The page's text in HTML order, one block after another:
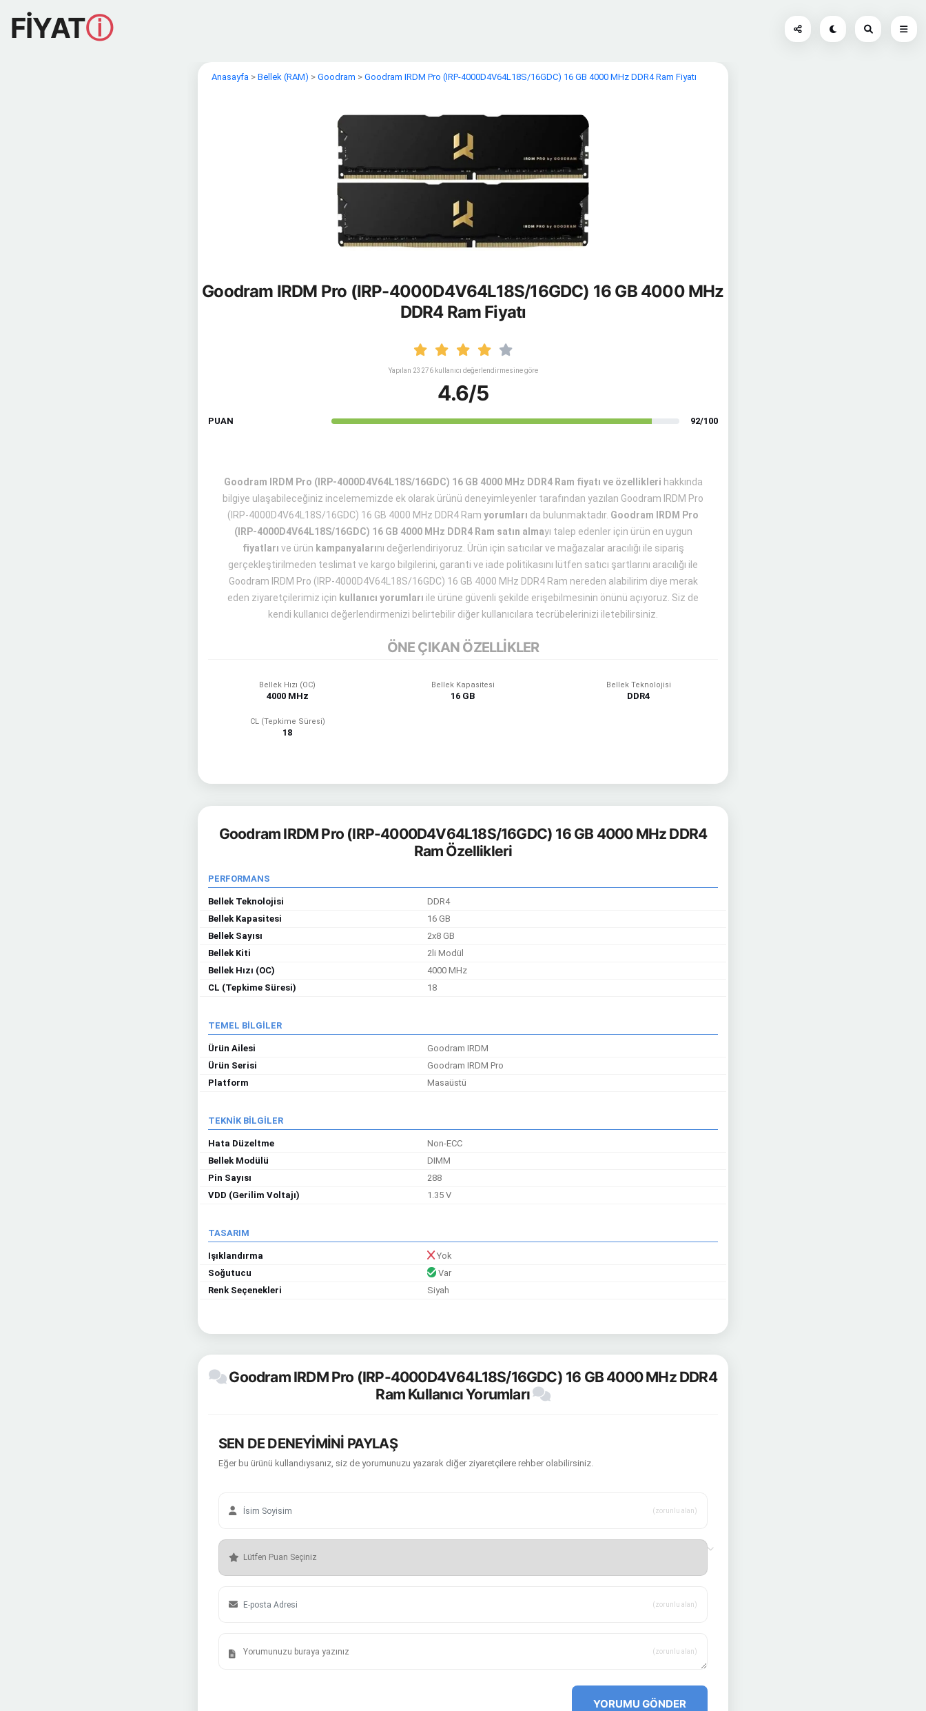
FİYATⓘ
Anasayfa > Bellek (RAM) > Goodram > Goodram IRDM Pro (IRP-4000D4V64L18S/16GDC) 16 GB 4000 MHz DDR4 Ram Fiyatı
Goodram IRDM Pro (IRP-4000D4V64L18S/16GDC) 16 GB 4000 MHz
DDR4 Ram Fiyatı
Yapılan 23276 kullanıcı değerlendirmesine göre
4.6/5
PUAN 92/100
Goodram IRDM Pro (IRP-4000D4V64L18S/16GDC) 16 GB 4000 MHz DDR4 Ram fiyatı ve özellikleri hakkında
bilgiye ulaşabileceğiniz incelememizde ek olarak ürünü deneyimleyenler tarafından yazılan Goodram IRDM Pro
(IRP-4000D4V64L18S/16GDC) 16 GB 4000 MHz DDR4 Ram yorumları da bulunmaktadır. Goodram IRDM Pro
(IRP-4000D4V64L18S/16GDC) 16 GB 4000 MHz DDR4 Ram satın almayı talep edenler için ürün en uygun
fiyatları ve ürün kampanyalarını değerlendiriyoruz. Ürün için satıcılar ve mağazalar aracılığı ile sipariş
gerçekleştirilmeden teslimat ve kargo bilgilerini, garanti ve iade politikasını lütfen satıcı şartlarını aracılığı ile
Goodram IRDM Pro (IRP-4000D4V64L18S/16GDC) 16 GB 4000 MHz DDR4 Ram nereden alabilirim diye merak
eden ziyaretçilerimiz için kullanıcı yorumları ile ürüne güvenli şekilde erişebilmesinin önünü açıyoruz. Siz de
kendi kullanıcı değerlendirmenizi belirtebilir diğer kullanıcılara tecrübelerinizi iletebilirsiniz.
ÖNE ÇIKAN ÖZELLİKLER
Bellek Hızı (OC)
4000 MHz
Bellek Kapasitesi
16 GB
Bellek Teknolojisi
DDR4
CL (Tepkime Süresi)
18
Goodram IRDM Pro (IRP-4000D4V64L18S/16GDC) 16 GB 4000 MHz DDR4
Ram Özellikleri
PERFORMANS
Bellek Teknolojisi
DDR4
Bellek Kapasitesi
16 GB
Bellek Sayısı
2x8 GB
Bellek Kiti
2li Modül
Bellek Hızı (OC)
4000 MHz
CL (Tepkime Süresi)
18
TEMEL BİLGİLER
Ürün Ailesi
Goodram IRDM
Ürün Serisi
Goodram IRDM Pro
Platform
Masaüstü
TEKNİK BİLGİLER
Hata Düzeltme
Non-ECC
Bellek Modülü
DIMM
Pin Sayısı
288
VDD (Gerilim Voltajı)
1.35 V
TASARIM
Işıklandırma
Yok
Soğutucu
Var
Renk Seçenekleri
Siyah
Goodram IRDM Pro (IRP-4000D4V64L18S/16GDC) 16 GB 4000 MHz DDR4
Ram Kullanıcı Yorumları
SEN DE DENEYİMİNİ PAYLAŞ
Eğer bu ürünü kullandıysanız, siz de yorumunuzu yazarak diğer ziyaretçilere rehber olabilirsiniz.
(zorunlu alan)
(zorunlu alan)
(zorunlu alan)
YORUMU GÖNDER